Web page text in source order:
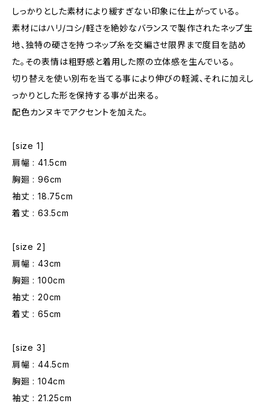
しっかりとした素材により緩すぎない印象に仕上がっている。
素材にはハリ/コシ/軽さを絶妙なバランスで製作されたネップ生
地、独特の硬さを持つネップ糸を交編させ限界まで度目を詰め
た。その表情は粗野感と着用した際の立体感を生んでいる。
切り替えを使い別布を当てる事により伸びの軽減、それに加えし
っかりとした形を保持する事が出来る。
配色カンヌキでアクセントを加えた。
[size 1]
肩幅 : 41.5cm
胸廻 : 96cm
袖丈 : 18.75cm
着丈 : 63.5cm
[size 2]
肩幅 : 43cm
胸廻 : 100cm
袖丈 : 20cm
着丈 : 65cm
[size 3]
肩幅 : 44.5cm
胸廻 : 104cm
袖丈 : 21.25cm